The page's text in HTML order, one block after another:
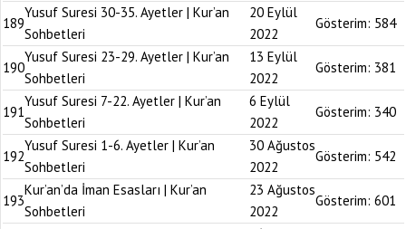
189
Yusuf Suresi 30-35. Ayetler | Kur’an
Sohbetleri
20 Eylül
2022
Gösterim: 584
190
Yusuf Suresi 23-29. Ayetler | Kur’an
Sohbetleri
13 Eylül
2022
Gösterim: 381
191
Yusuf Suresi 7-22. Ayetler | Kur’an
Sohbetleri
6 Eylül
2022
Gösterim: 340
192
Yusuf Suresi 1-6. Ayetler | Kur’an
Sohbetleri
30 Ağustos
2022
Gösterim: 542
193
Kur’an’da İman Esasları | Kur’an
Sohbetleri
23 Ağustos
2022
Gösterim: 601